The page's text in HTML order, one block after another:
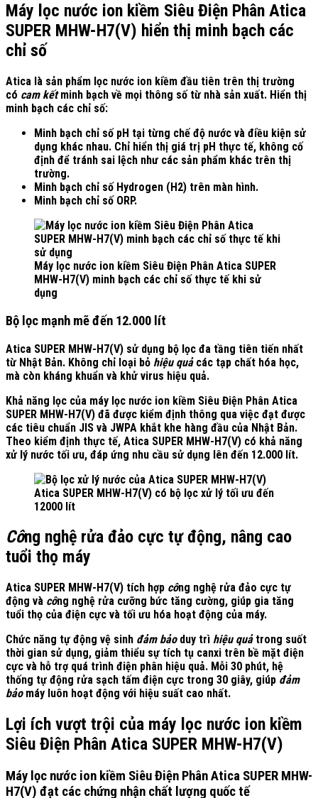
Máy lọc nước ion kiềm Siêu Điện Phân Atica
SUPER MHW-H7(V) hiển thị minh bạch các
chỉ số
Atica là sản phẩm lọc nước ion kiềm đầu tiên trên thị trường
có cam kếtminh bạch về mọi thông số từ nhà sản xuất. Hiển thị
minh bạch các chỉ số:
Minh bạch chỉ số pH tại từng chế độ nước và điều kiện sử
dụng khác nhau. Chỉ hiển thị giá trị pH thực tế, không cố
định để tránh sai lệch như các sản phẩm khác trên thị
trường.
Minh bạch chỉ số Hydrogen (H2) trên màn hình.
Minh bạch chỉ số ORP.
Máy lọc nước ion kiềm Siêu Điện Phân Atica SUPER
MHW-H7(V) minh bạch các chỉ số thực tế khi sử
dụng
Bộ lọc mạnh mẽ đến 12.000 lít
Atica SUPER MHW-H7(V) sử dụng bộ lọc đa tầng tiên tiến nhất
từ Nhật Bản. Không chỉ loại bỏ hiệu quả các tạp chất hóa học,
mà còn kháng khuẩn và khử virus hiệu quả.
Khả năng lọc của máy lọc nước ion kiềm Siêu Điện Phân Atica
SUPER MHW-H7(V) đã được kiểm định thông qua việc đạt được
các tiêu chuẩn JIS và JWPA khắt khe hàng đầu của Nhật Bản.
Theo kiểm định thực tế, Atica SUPER MHW-H7(V) có khả năng
xử lý nước tối ưu, đáp ứng nhu cầu sử dụng lên đến 12.000 lít.
Atica SUPER MHW-H7(V) có bộ lọc xử lý tối ưu đến
12000 lít
Công nghệ rửa đảo cực tự động, nâng cao
tuổi thọ máy
Atica SUPER MHW-H7(V) tích hợp công nghệ rửa đảo cực tự
động và công nghệ rửa cưỡng bức tăng cường, giúp gia tăng
tuổi thọ của điện cực và tối ưu hóa hoạt động của máy.
Chức năng tự động vệ sinh đảm bảo duy trì hiệu quả trong suốt
thời gian sử dụng, giảm thiểu sự tích tụ canxi trên bề mặt điện
cực và hỗ trợ quá trình điện phân hiệu quả. Mỗi 30 phút, hệ
thống tự động rửa sạch tấm điện cực trong 30 giây, giúp đảm
bảo máy luôn hoạt động với hiệu suất cao nhất.
Lợi ích vượt trội của máy lọc nước ion kiềm
Siêu Điện Phân Atica SUPER MHW-H7(V)
Máy lọc nước ion kiềm Siêu Điện Phân Atica SUPER MHW-
H7(V) đạt các chứng nhận chất lượng quốc tế